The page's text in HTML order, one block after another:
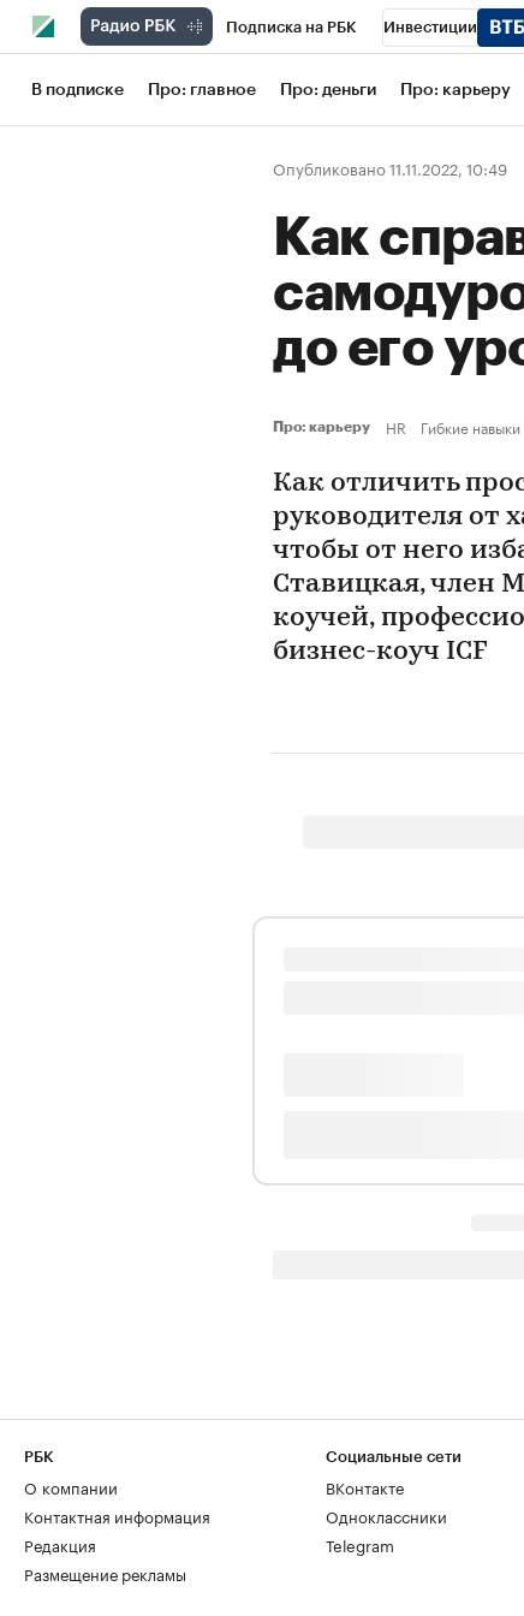
Подписка на РБК Инвестиции
Школа управления РБК РБК
Рынок наличной валюты
В подписке Про: главное Про: деньги Про: карьеру
Опубликовано 11.11.2022, 10:49
Как
до его
Про: карьеру HR Гибкие навыки
Как отличить
руководителя от
чтобы от него
Ставицкая, член
коучей,
бизнес-коуч ICF
РБК
О компании
Контактная информация
Редакция
Размещение рекламы
Социальные сети
ВКонтакте
Одноклассники
Telegram